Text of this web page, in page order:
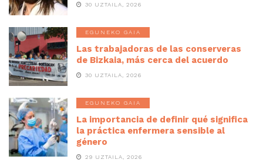
30 UZTAILA, 2026
EGUNEKO GAIA
Las trabajadoras de las conserveras
de Bizkaia, más cerca del acuerdo
30 UZTAILA, 2026
EGUNEKO GAIA
La importancia de definir qué significa
la práctica enfermera sensible al
género
29 UZTAILA, 2026